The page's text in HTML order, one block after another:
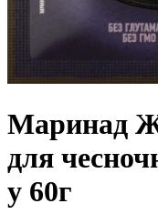
для
у 60г